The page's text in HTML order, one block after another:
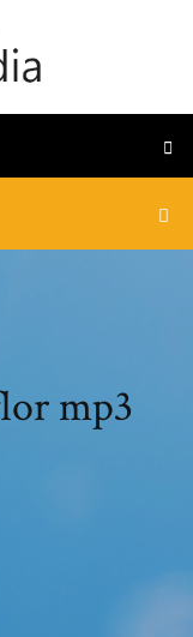
mp3